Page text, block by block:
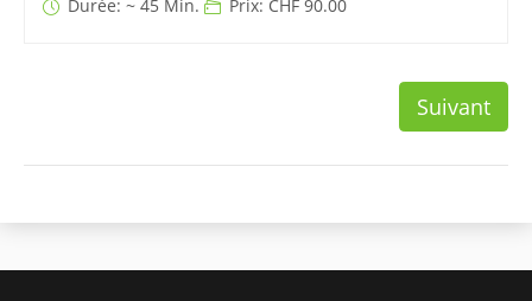
Durée: ~ 45 Min. Prix: CHF 90.00
Suivant